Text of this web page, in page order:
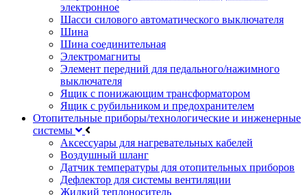
электронное
Шасси силового автоматического выключателя
Шина
Шина соединительная
Электромагниты
Элемент передний для педального/нажимного
выключателя
Ящик с понижающим трансформатором
Ящик с рубильником и предохранителем
Отопительные приборы/технологические и инженерные
системы
Аксессуары для нагревательных кабелей
Воздушный шланг
Датчик температуры для отопительных приборов
Дефлектор для системы вентиляции
Жидкий теплоноситель